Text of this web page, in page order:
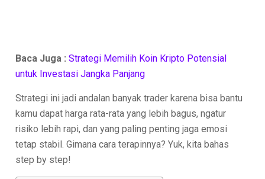
Baca Juga :Strategi Memilih Koin Kripto Potensial
untuk Investasi Jangka Panjang
Strategi ini jadi andalan banyak trader karena bisa bantu
kamu dapat harga rata-rata yang lebih bagus, ngatur
risiko lebih rapi, dan yang paling penting jaga emosi
tetap stabil. Gimana cara terapinnya? Yuk, kita bahas
step by step!